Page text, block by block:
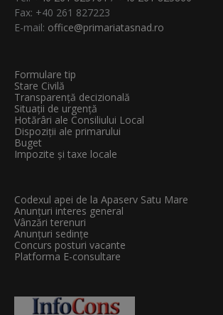
Fax: +40 261 827223
E-mail: office@primariatasnad.ro
Formulare tip
Stare Civilă
Transparenţă decizională
Situații de urgență
Hotărâri ale Consiliului Local
Dispoziții ale primarului
Buget
Impozite și taxe locale
Codexul apei de la Apaserv Satu Mare
Anunțuri interes general
Vânzări terenuri
Anunțuri sedințe
Concurs posturi vacante
Platforma E-consultare